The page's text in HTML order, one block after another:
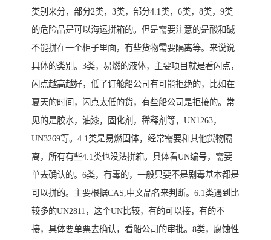
类别来分，部分2类，3类，部分4.1类，6类，8类，9类
的危险品是可以海运拼箱的。但是需要注意的是酸和碱
不能拼在一个柜子里面，有些货物需要隔离等。来说说
具体的类别。3类，易燃的液体，主要项目就是看闪点，
闪点越高越好，低了订舱船公司有可能拒绝的，比如在
夏天的时间，闪点太低的货，有些船公司是拒接的。常
见的是胶水，油漆，固化剂，稀释剂等，UN1263，
UN3269等。4.1类是易燃固体，经常需要和其他货物隔
离，所有有些4.1类也没法拼箱。具体看UN编号，需要
单去确认的。6类，有毒的，一般只要不是剧毒基本都是
可以拼的。主要根据CAS,中文品名来判断。6.1类遇到比
较多的UN2811，这个UN比较，有的可以接，有的不
接，具体要单票去确认，看船公司的审批。8类，腐蚀性